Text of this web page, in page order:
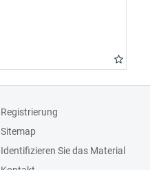
Registrierung
Sitemap
Identifizieren Sie das Material